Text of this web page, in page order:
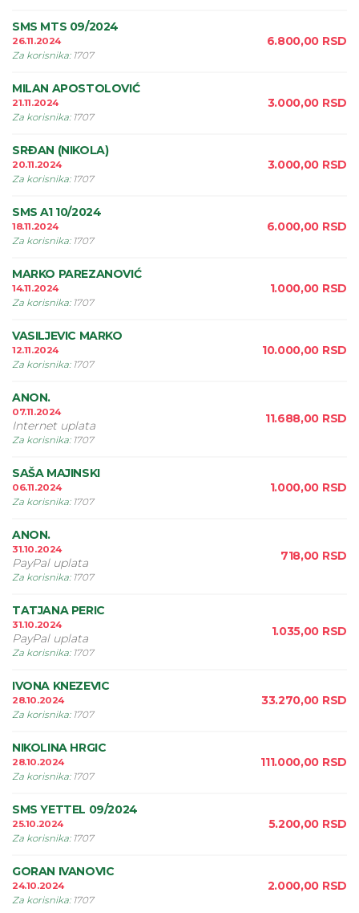
SMS MTS 09/2024
26.11.2024
Za korisnika: 1707
6.800,00 RSD
MILAN APOSTOLOVIĆ
21.11.2024
Za korisnika: 1707
3.000,00 RSD
SRÐAN (NIKOLA)
20.11.2024
Za korisnika: 1707
3.000,00 RSD
SMS A1 10/2024
18.11.2024
Za korisnika: 1707
6.000,00 RSD
MARKO PAREZANOVIĆ
14.11.2024
Za korisnika: 1707
1.000,00 RSD
VASILJEVIC MARKO
12.11.2024
Za korisnika: 1707
10.000,00 RSD
ANON.
07.11.2024
Internet uplata
Za korisnika: 1707
11.688,00 RSD
SAŠA MAJINSKI
06.11.2024
Za korisnika: 1707
1.000,00 RSD
ANON.
31.10.2024
PayPal uplata
Za korisnika: 1707
718,00 RSD
TATJANA PERIC
31.10.2024
PayPal uplata
Za korisnika: 1707
1.035,00 RSD
IVONA KNEZEVIC
28.10.2024
Za korisnika: 1707
33.270,00 RSD
NIKOLINA HRGIC
28.10.2024
Za korisnika: 1707
111.000,00 RSD
SMS YETTEL 09/2024
25.10.2024
Za korisnika: 1707
5.200,00 RSD
GORAN IVANOVIC
24.10.2024
Za korisnika: 1707
2.000,00 RSD